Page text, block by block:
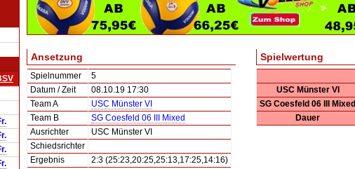
Ansetzung
Spielnummer
5
Datum / Zeit
08.10.19 17:30
Team A
USC Münster VI
Team B
SG Coesfeld 06 III Mixed
Ausrichter
USC Münster VI
Schiedsrichter
Ergebnis
2:3 (25:23,20:25,25:13,17:25,14:16)
Spielwertung
USC Münster VI
SG Coesfeld 06 III Mixed
Dauer